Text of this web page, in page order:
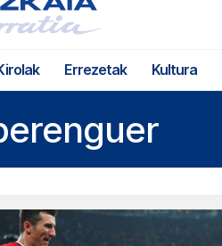
Errezetak Kultura